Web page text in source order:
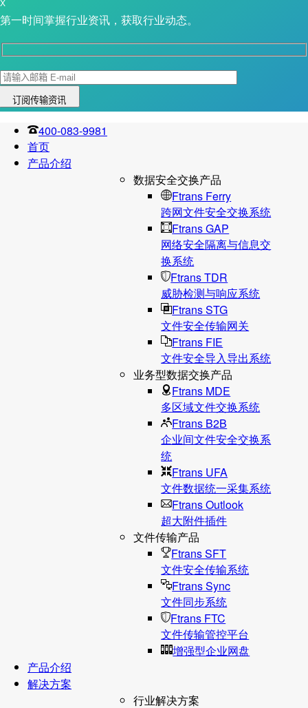
X
第一时间掌握行业资讯，获取行业动态。
400-083-9981
首页
产品介绍
数据安全交换产品
Ftrans Ferry
跨网文件安全交换系统
Ftrans GAP
网络安全隔离与信息交
换系统
Ftrans TDR
威胁检测与响应系统
Ftrans STG
文件安全传输网关
Ftrans FIE
文件安全导入导出系统
业务型数据交换产品
Ftrans MDE
多区域文件交换系统
Ftrans B2B
企业间文件安全交换系
统
Ftrans UFA
文件数据统⼀采集系统
Ftrans Outlook
超大附件插件
文件传输产品
Ftrans SFT
文件安全传输系统
Ftrans Sync
文件同步系统
Ftrans FTC
文件传输管控平台
增强型企业网盘
产品介绍
解决方案
行业解决方案